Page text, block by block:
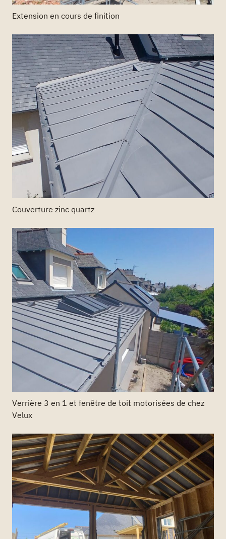
Extension en cours de finition
Couverture zinc quartz
Verrière 3 en 1 et fenêtre de toit motorisées de chez
Velux